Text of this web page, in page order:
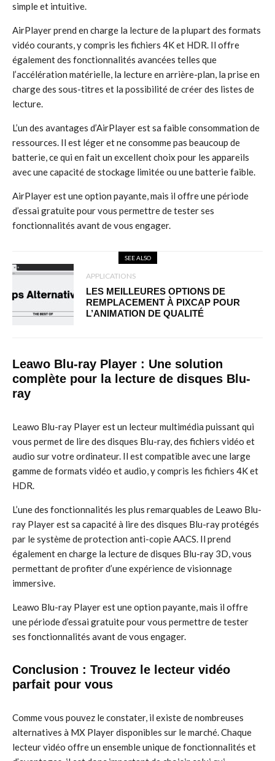
simple et intuitive.
AirPlayer prend en charge la lecture de la plupart des formats
vidéo courants, y compris les fichiers 4K et HDR. Il offre
également des fonctionnalités avancées telles que
l’accélération matérielle, la lecture en arrière-plan, la prise en
charge des sous-titres et la possibilité de créer des listes de
lecture.
L’un des avantages d’AirPlayer est sa faible consommation de
ressources. Il est léger et ne consomme pas beaucoup de
batterie, ce qui en fait un excellent choix pour les appareils
avec une capacité de stockage limitée ou une batterie faible.
AirPlayer est une option payante, mais il offre une période
d’essai gratuite pour vous permettre de tester ses
fonctionnalités avant de vous engager.
SEE ALSO
APPLICATIONS
LES MEILLEURES OPTIONS DE
REMPLACEMENT À PIXCAP POUR
L’ANIMATION DE QUALITÉ
Leawo Blu-ray Player : Une solution
complète pour la lecture de disques Blu-
ray
Leawo Blu-ray Player est un lecteur multimédia puissant qui
vous permet de lire des disques Blu-ray, des fichiers vidéo et
audio sur votre ordinateur. Il est compatible avec une large
gamme de formats vidéo et audio, y compris les fichiers 4K et
HDR.
L’une des fonctionnalités les plus remarquables de Leawo Blu-
ray Player est sa capacité à lire des disques Blu-ray protégés
par le système de protection anti-copie AACS. Il prend
également en charge la lecture de disques Blu-ray 3D, vous
permettant de profiter d’une expérience de visionnage
immersive.
Leawo Blu-ray Player est une option payante, mais il offre
une période d’essai gratuite pour vous permettre de tester
ses fonctionnalités avant de vous engager.
Conclusion : Trouvez le lecteur vidéo
parfait pour vous
Comme vous pouvez le constater, il existe de nombreuses
alternatives à MX Player disponibles sur le marché. Chaque
lecteur vidéo offre un ensemble unique de fonctionnalités et